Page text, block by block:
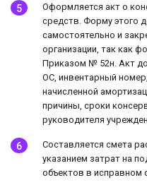
Оформляется акт о
средств. Форму этого
самостоятельно и
организации, так как
Приказом № 52н. Акт
ОС, инвентарный
начисленной
причины, сроки
руководителя
Составляется смета
указанием затрат на
объектов в исправном